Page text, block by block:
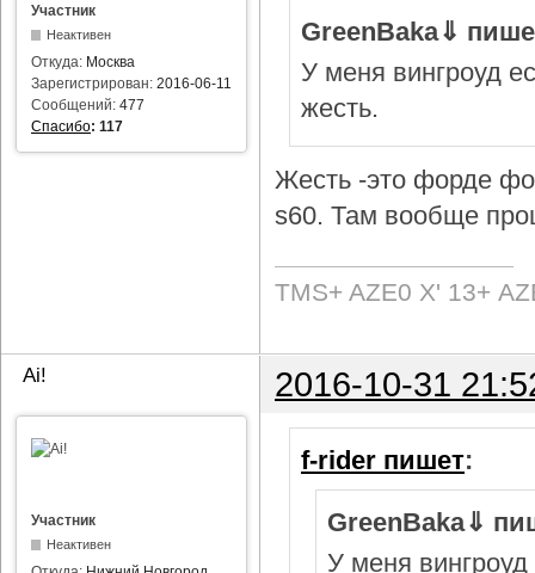
Участник
Неактивен
Откуда: Москва
Зарегистрирован: 2016-06-11
Сообщений: 477
Спасибо: 117
GreenBaka⇓
У меня вингроуд
жесть.
Жесть -это форде
s60. Там вообще
TMS+ AZE0 Х' 13+
Ai! 2016-10-31
Участник
Неактивен
f-rider пишет:
GreenBaka⇓
У меня вингроуд